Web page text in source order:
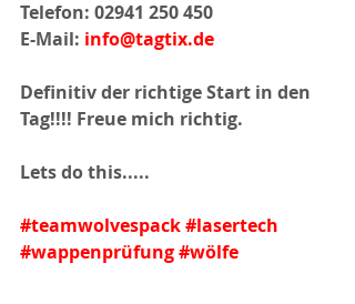
Telefon: 02941 250 450
E-Mail: info@tagtix.de
Definitiv der richtige Start in den
Tag!!!! Freue mich richtig.
Lets do this.....
#teamwolvespack#lasertech
#wappenprüfung#wölfe